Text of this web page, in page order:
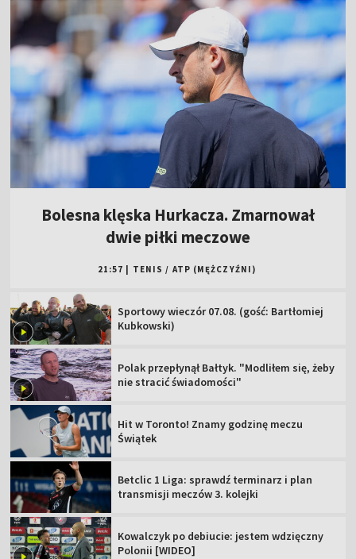
Bolesna klęska Hurkacza. Zmarnował
dwie piłki meczowe
21:57 TENIS / ATP (MĘŻCZYŹNI)
Sportowy wieczór 07.08. (gość: Bartłomiej
Kubkowski)
Polak przepłynął Bałtyk. "Modliłem się, żeby
nie stracić świadomości"
Hit w Toronto! Znamy godzinę meczu
Świątek
Betclic 1 Liga: sprawdź terminarz i plan
transmisji meczów 3. kolejki
Kowalczyk po debiucie: jestem wdzięczny
Polonii [WIDEO]